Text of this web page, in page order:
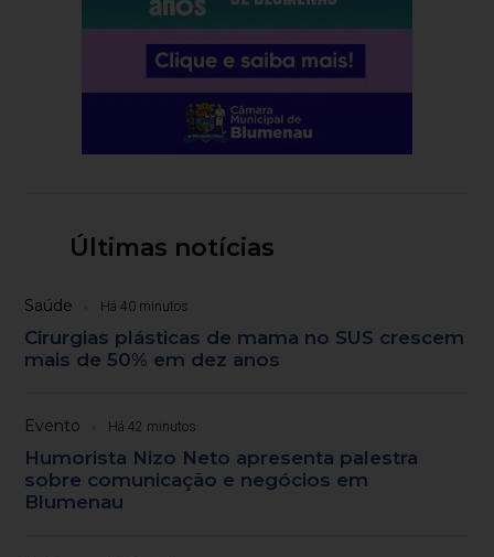
Últimas notícias
Saúde Há 40 minutos
Cirurgias plásticas de mama no SUS crescem
mais de 50% em dez anos
Evento Há 42 minutos
Humorista Nizo Neto apresenta palestra
sobre comunicação e negócios em
Blumenau